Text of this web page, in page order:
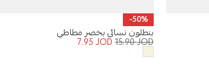
-50%
بنطلون نسائي بخصر مطاطي
15.90JOD
7.95JOD